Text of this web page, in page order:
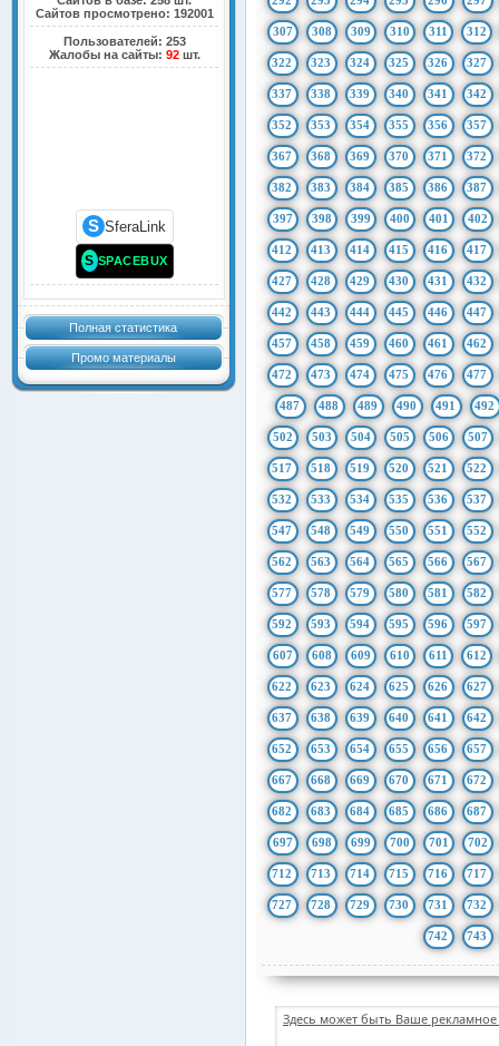
Сайтов просмотрено: 192001
Пользователей: 253
Жалобы на сайты: 92шт.
S SferaLink
S SPACEBUX
Полная статистика
Промо материалы
307 308 309 310 311 312
322 323 324 325 326 327
337 338 339 340 341 342
352 353 354 355 356 357
367 368 369 370 371 372
382 383 384 385 386 387
397 398 399 400 401 402
412 413 414 415 416 417
427 428 429 430 431 432
442 443 444 445 446 447
457 458 459 460 461 462
472 473 474 475 476 477
487 488 489 490 491 492
502 503 504 505 506 507
517 518 519 520 521 522
532 533 534 535 536 537
547 548 549 550 551 552
562 563 564 565 566 567
577 578 579 580 581 582
592 593 594 595 596 597
607 608 609 610 611 612
622 623 624 625 626 627
637 638 639 640 641 642
652 653 654 655 656 657
667 668 669 670 671 672
682 683 684 685 686 687
697 698 699 700 701 702
712 713 714 715 716 717
727 728 729 730 731 732
742 743
Здесь может быть Ваше